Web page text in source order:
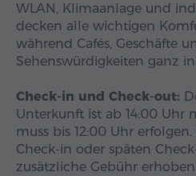
WLAN, Klimaanlage und
decken alle wichtigen
während Cafés, Geschäfte
Sehenswürdigkeiten ganz
Check-in und Check-out:
Unterkunft ist ab 14:00 Uhr
muss bis 12:00 Uhr
Check-in oder späten
zusätzliche Gebühr erhoben.